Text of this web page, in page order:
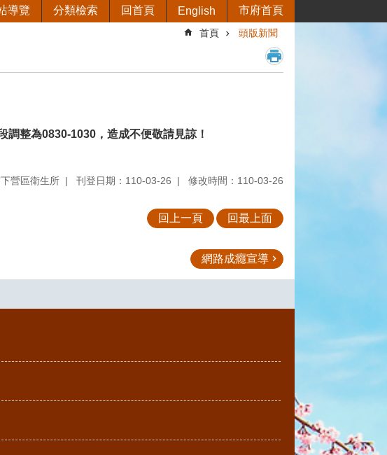
導覽 分類檢索 回首頁 English 市府首頁
首頁 頭版新聞
調整為0830-1030 ，造成不便敬請見諒！
營區衛生所 刊登日期：110-03-26 修改時間：110-03-26
回上一頁 回最上面
網路成癮宣導